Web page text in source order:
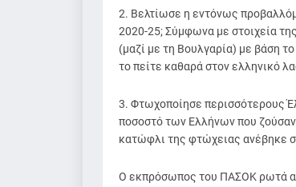
2. Βελτίωσε η εντόνως
2020-25; Σύμφωνα με στοιχεία
(μαζί με τη Βουλγαρία) με βάση
το πείτε καθαρά στον ελληνικό
3. Φτωχοποίησε περισσότερους
ποσοστό των Ελλήνων που
κατώφλι της φτώχειας ανέβηκε
Ο εκπρόσωπος του ΠΑΣΟΚ ρωτά αν